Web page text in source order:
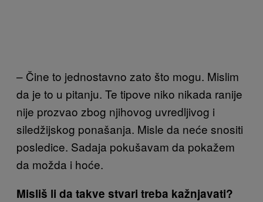
– Čine to jednostavno zato što mogu. Mislim
da je to u pitanju. Te tipove niko nikada ranije
nije prozvao zbog njihovog uvredljivog i
siledžijskog ponašanja. Misle da neće snositi
posledice. Sadaja pokušavam da pokažem
da možda i hoće.
Misliš li da takve stvari treba kažnjavati?